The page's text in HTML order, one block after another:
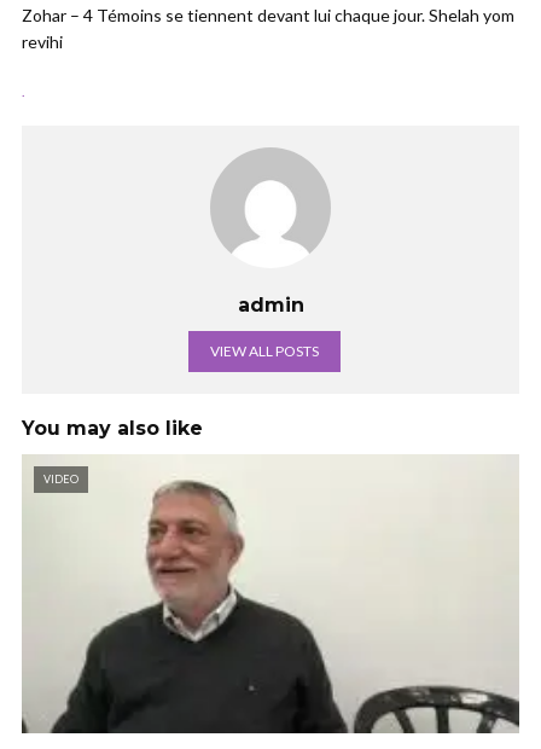
Zohar – 4 Témoins se tiennent devant lui chaque jour. Shelah yom
revihi
admin
VIEW ALL POSTS
You may also like
VIDEO